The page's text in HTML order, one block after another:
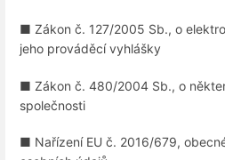
■ Zákon č. 127/2005 Sb., o
jeho prováděcí vyhlášky
■ Zákon č. 480/2004 Sb., o
společnosti
■ Nařízení EU č. 2016/679,